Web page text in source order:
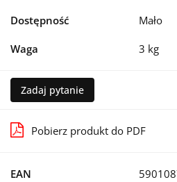
Dostępność Mało
Waga 3 kg
Zadaj pytanie
Pobierz produkt do PDF
EAN